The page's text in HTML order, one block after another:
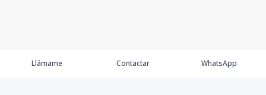
Llámame Contactar WhatsApp